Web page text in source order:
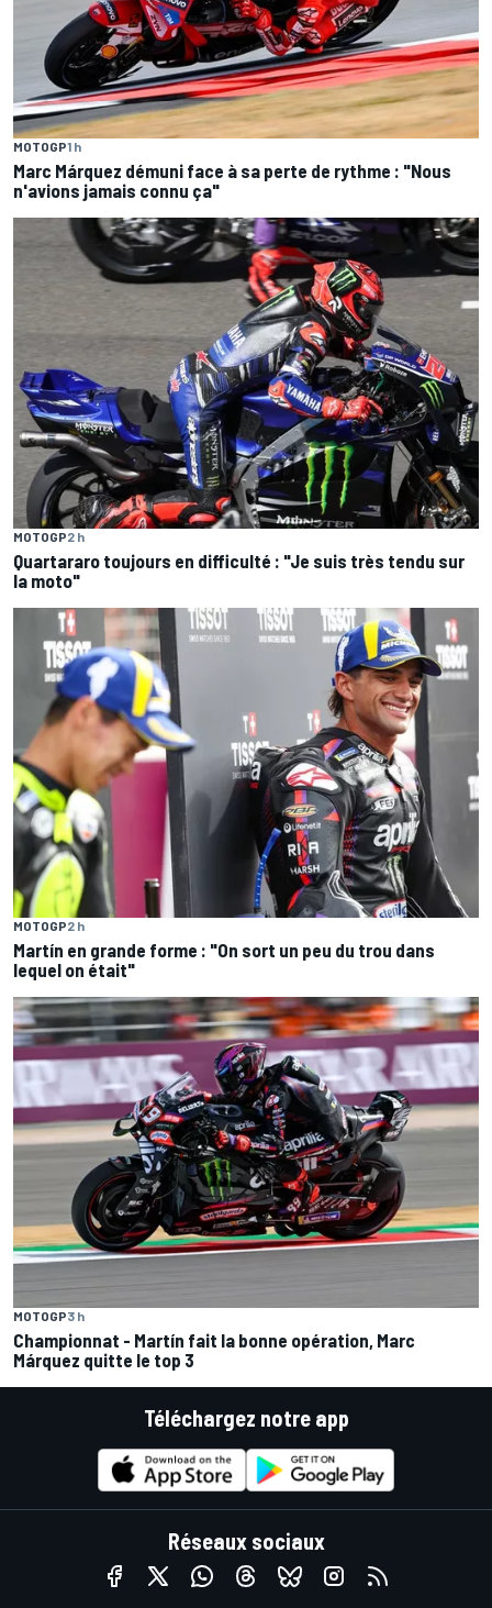
MOTOGP1 h
Marc Márquez démuni face à sa perte de rythme : "Nous
n'avions jamais connu ça"
MOTOGP2 h
Quartararo toujours en difficulté : "Je suis très tendu sur
la moto"
MOTOGP2 h
Martín en grande forme : "On sort un peu du trou dans
lequel on était"
MOTOGP3 h
Championnat - Martín fait la bonne opération, Marc
Márquez quitte le top 3
Téléchargez notre app
Réseaux sociaux